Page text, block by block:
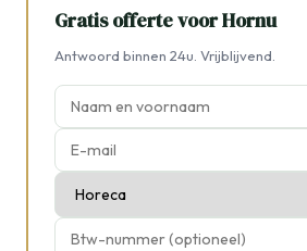
Gratis offerte voor Hornu
Antwoord binnen 24u. Vrijblijvend.